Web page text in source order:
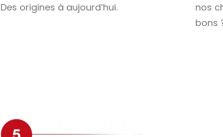
Des origines à aujourd’hui.
nos
bons